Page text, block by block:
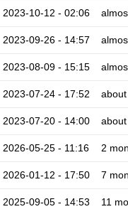
2023-10-12 - 02:06
2023-09-26 - 14:57
2023-08-09 - 15:15
2023-07-24 - 17:52
2023-07-20 - 14:00
2026-05-25 - 11:16 2
2026-01-12 - 17:50 7
2025-09-05 - 14:53 11